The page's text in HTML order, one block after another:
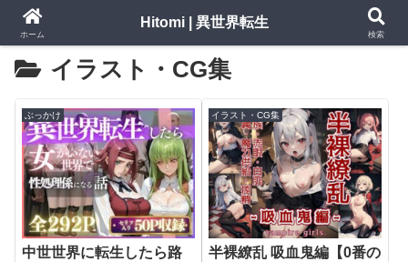
イラスト・CG集
ぶっかけ
中世世界に転生したら路
イラスト・CG集
半裸繚乱 吸血鬼編【0番の
ホーム
Hitomi | 異世界転生
検索